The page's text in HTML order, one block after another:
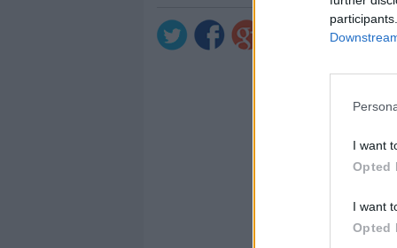
I want
Opted
I want
Opted